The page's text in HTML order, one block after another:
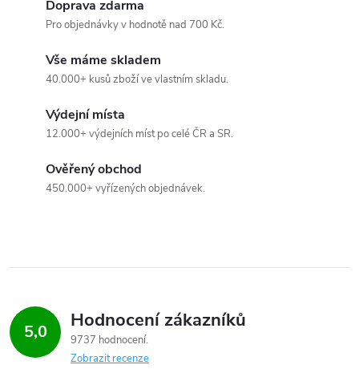
Doprava zdarma
Pro objednávky v hodnotě nad 700 Kč.
Vše máme skladem
40.000+ kusů zboží ve vlastním skladu.
Výdejní místa
12.000+ výdejních míst po celé ČR a SR.
Ověřený obchod
450.000+ vyřízených objednávek.
5,0 Hodnocení zákazníků
9737 hodnocení
Zobrazit recenze